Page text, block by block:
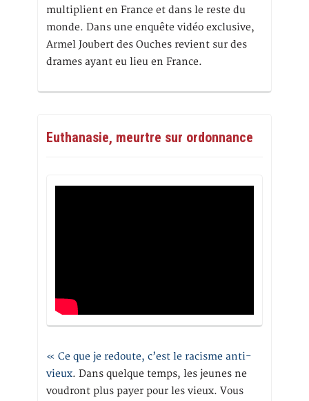
multiplient en France et dans le reste du
monde. Dans une enquête vidéo exclusive,
Armel Joubert des Ouches revient sur des
drames ayant eu lieu en France.
Euthanasie, meurtre sur ordonnance
« Ce que je redoute, c’est le racisme anti-
vieux. Dans quelque temps, les jeunes ne
voudront plus payer pour les vieux. Vous